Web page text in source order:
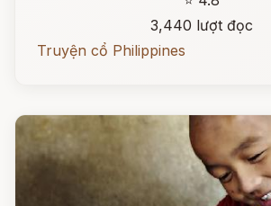
3,440 lượt đọc
Truyện cổ Philippines